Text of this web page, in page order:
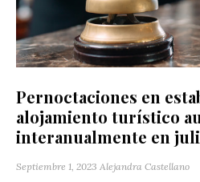
Pernoctaciones en
alojamiento turístico
interanualmente en
Septiembre 1, 2023 Alejandra Castellano